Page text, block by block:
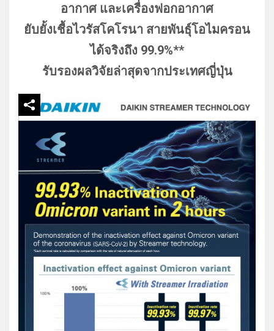
อากาศ และเครื่องฟอกอากาศ
ยับยั้งเชื้อไวรัสโคโรนา สายพันธุ์โอไมครอน
ได้จริงถึง 99.9%**
รับรองผลวิจัยล่าสุดจากประเทศญี่ปุ่น